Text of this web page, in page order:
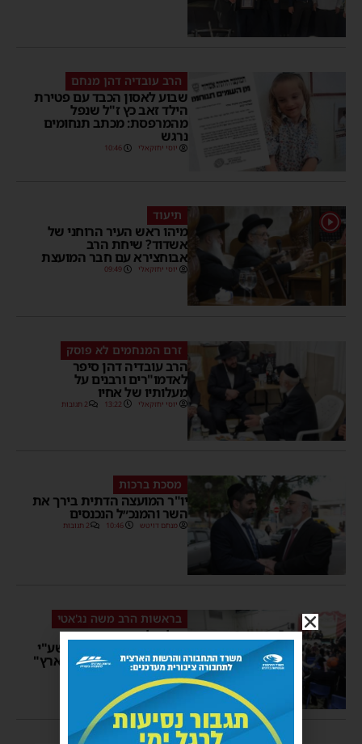
הרב עובדיה דהן מנחם
שבוע לאסון הכבד עם פטירת
הילד זאב כץ ז"ל שנפל
מהמרפסת: מכתב תנחומים
נרגש
יוסי יחזקאלי 10:46
1 תיעוד
מיהו ראש העיר הרוחני של
אשדוד? שיחת הרב
אבוחצירא עם חבר המועצת
יוסי יחזקאלי 09:49
זרם המנחמים לא פוסק
הרב עובדיה דהן סיפר
לאדמו"רים ורבנים על
מעלותיו של אחיו
יוסי יחזקאלי 13:22 2 תגובות
מסכת ברכות
יו"ר המועצה הדתית בירך את
השר והמנכ״ל הנכנסים
מנחם דויטש 10:46 2 תגובות
בראשות הרב משה נג'אטי
כאלף ילדים השתתפו
במסיבת חנוכה מרכזית שע"י
ארגון התהלים "זמרת הארץ"
מנחם דויטש